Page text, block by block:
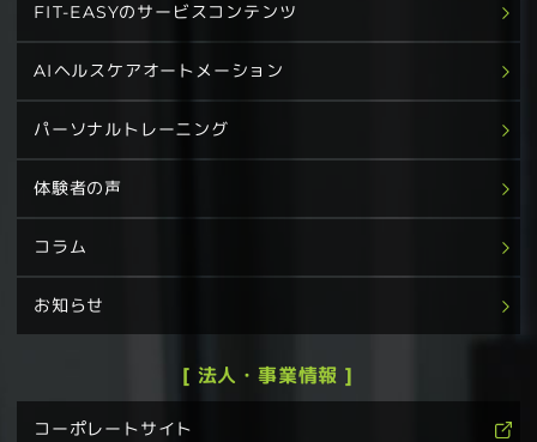
FIT-EASYのサービスコンテンツ
AIヘルスケアオートメーション
パーソナルトレーニング
体験者の声
コラム
お知らせ
[ 法人・事業情報 ]
コーポレートサイト